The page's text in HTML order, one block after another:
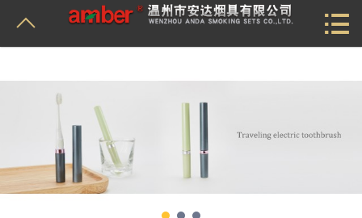
首页
新闻资讯

